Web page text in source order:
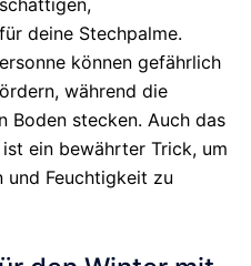
deine Stechpalme.
können gefährlich
während die
Boden stecken. Auch das
ein bewährter Trick, um
und Feuchtigkeit zu